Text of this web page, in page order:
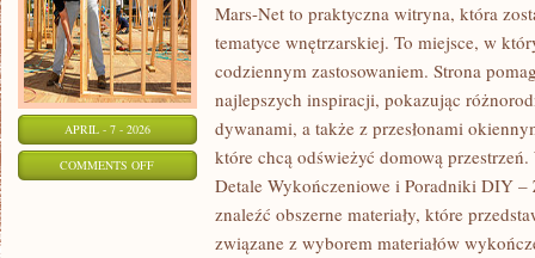
APRIL - 7 - 2026
COMMENTS OFFON
Mars-Net to praktyczna witryna, która
tematyce wnętrzarskiej. To miejsce, w
codziennym zastosowaniem. Strona
najlepszych inspiracji, pokazując
dywanami, a także z przesłonami
które chcą odświeżyć domową
Detale Wykończeniowe i Poradniki DIY –
znaleźć obszerne materiały, które
związane z wyborem materiałów